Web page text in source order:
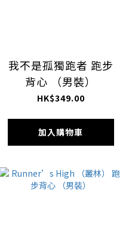
我不是孤獨跑者 跑步
背心 （男裝）
HK$349.00
加入購物車